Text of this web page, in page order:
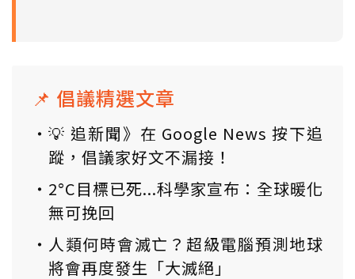
📌 倡議精選文章
💡 追新聞》在 Google News 按下追
蹤，倡議家好文不漏接！
2°C目標已死...科學家宣布：全球暖化
無可挽回
人類何時會滅亡？超級電腦預測地球
將會再度發生「大滅絕」